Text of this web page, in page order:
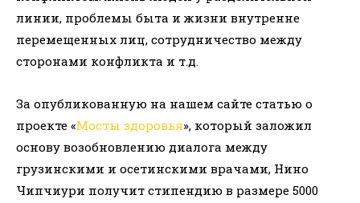
линии, проблемы быта и жизни внутренне
перемещенных лиц, сотрудничество между
сторонами конфликта и т.д.
За опубликованную на нашем сайте статью о
проекте «Мосты здоровья», который заложил
основу возобновлению диалога между
грузинскими и осетинскими врачами, Нино
Чипчиури получит стипендию в размере 5000